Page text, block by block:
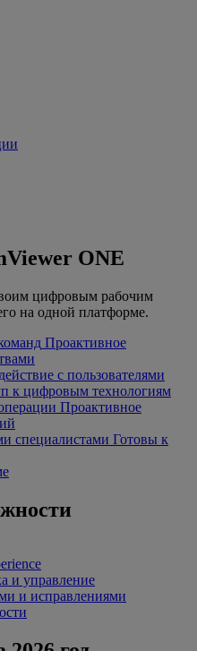
ONE
цифровым рабочим
на одной платформе.
Проактивное
с пользователями
к цифровым технологиям
Проактивное
специалистами Готовы к
и управление
и исправлениями